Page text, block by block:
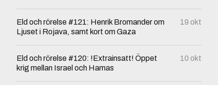
Eld och rörelse #121: Henrik Bromander om
Ljuset i Rojava, samt kort om Gaza
19 okt
Eld och rörelse #120: !Extrainsatt! Öppet
krig mellan Israel och Hamas
10 okt